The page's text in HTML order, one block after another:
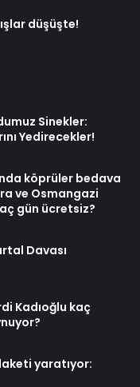
düşüşte!
Sinekler:
Yedirecekler!
köprüler bedava
ve Osmangazi
gün ücretsiz?
Davası
Kadıoğlu kaç
yaratıyor: